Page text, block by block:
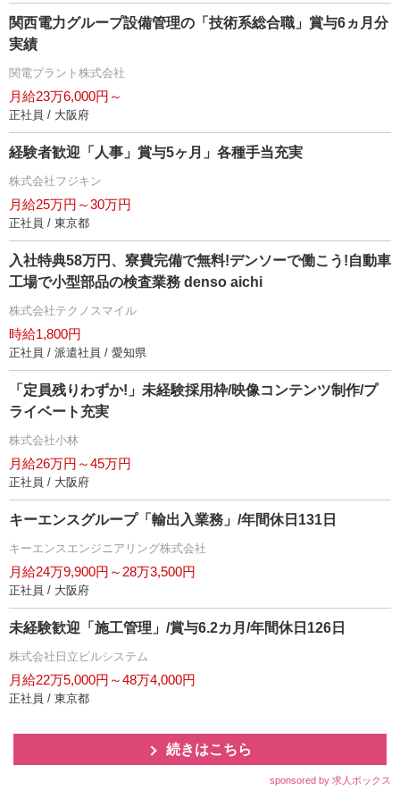
関西電力グループ設備管理の「技術系総合職」賞与6ヵ月分
実績
関電プラント株式会社
月給23万6,000円～
正社員 / 大阪府
経験者歓迎「人事」賞与5ヶ月」各種手当充実
株式会社フジキン
月給25万円～30万円
正社員 / 東京都
入社特典58万円、寮費完備で無料!デンソーで働こう!自動車
工場で小型部品の検査業務 denso aichi
株式会社テクノスマイル
時給1,800円
正社員 / 派遣社員 / 愛知県
「定員残りわずか!」未経験採用枠/映像コンテンツ制作/プ
ライベート充実
株式会社小林
月給26万円～45万円
正社員 / 大阪府
キーエンスグループ「輸出入業務」/年間休日131日
キーエンスエンジニアリング株式会社
月給24万9,900円～28万3,500円
正社員 / 大阪府
未経験歓迎「施工管理」/賞与6.2カ月/年間休日126日
株式会社日立ビルシステム
月給22万5,000円～48万4,000円
正社員 / 東京都
続きはこちら
sponsored by 求人ボックス